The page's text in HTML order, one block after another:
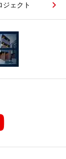
ジェクト